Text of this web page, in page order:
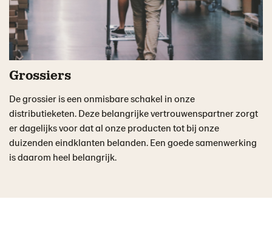
Grossiers
De grossier is een onmisbare schakel in onze
distributieketen. Deze belangrijke vertrouwenspartner zorgt
er dagelijks voor dat al onze producten tot bij onze
duizenden eindklanten belanden. Een goede samenwerking
is daarom heel belangrijk.